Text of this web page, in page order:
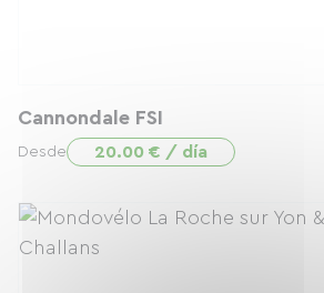
Cannondale FSI
Desde 20.00 € / día